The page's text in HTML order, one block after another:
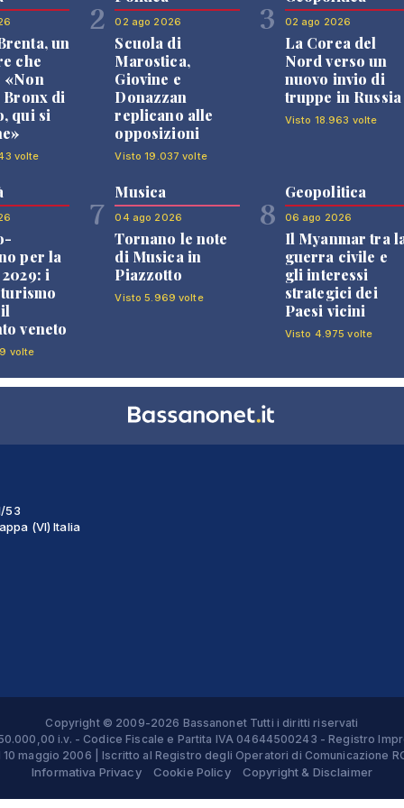
un
che
«Non
Bronx di
qui si
volte
2 02 ago 2026
Scuola di
Marostica,
Giovine e
Donazzan
replicano alle
opposizioni
Visto 19.037 volte
3 02 ago 2026
La Corea del
Nord verso un
nuovo invio di
truppe in Russia
Visto 18.963 volte
per la
i
veneto
volte
7
Musica
04 ago 2026
Tornano le note
di Musica in
Piazzotto
Visto 5.969 volte
8
Geopolitica
06 ago 2026
Il Myanmar tra
guerra civile e
gli interessi
strategici dei
Paesi vicini
Visto 4.975 volte
53
(VI) Italia
Copyright © 2009-2026 Bassanonet Tutti i diritti riservati
i.v. - Codice Fiscale e Partita IVA 04644500243 - Registro
maggio 2006 | Iscritto al Registro degli Operatori di Comunicazione
Informativa Privacy Cookie Policy Copyright & Disclaimer